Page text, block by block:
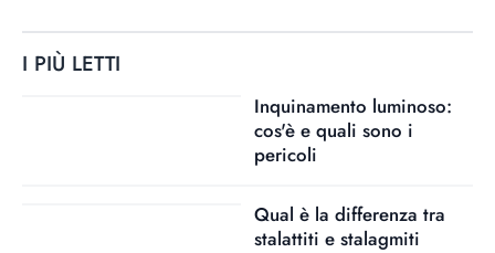
I PIÙ LETTI
Inquinamento luminoso:
cos'è e quali sono i
pericoli
Qual è la differenza tra
stalattiti e stalagmiti